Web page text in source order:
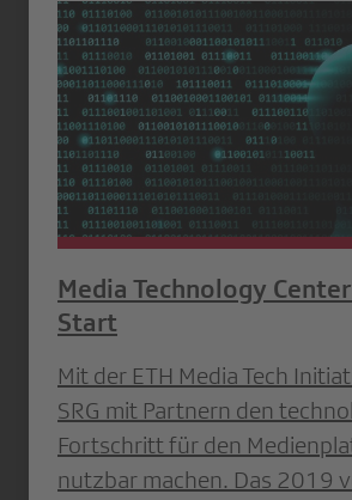
Media Technology
Start
Mit der ETH Media Tech
SRG mit Partnern den
Fortschritt für den
nutzbar machen. Das 2019